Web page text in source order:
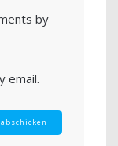
by
email.